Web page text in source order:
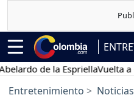
de la EspriellaVuelta a
Entretenimiento Noticias